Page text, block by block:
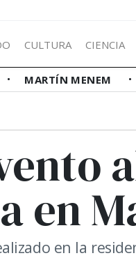
CULTURA CIENCIA
MARTÍN MENEM
en
en la